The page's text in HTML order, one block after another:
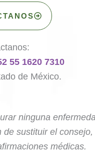
55 1620 7310
de México.
ninguna
sustituir el
médicas.